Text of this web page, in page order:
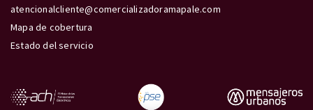
atencionalcliente@comercializadoramapale.com
Mapa de cobertura
Estado del servicio